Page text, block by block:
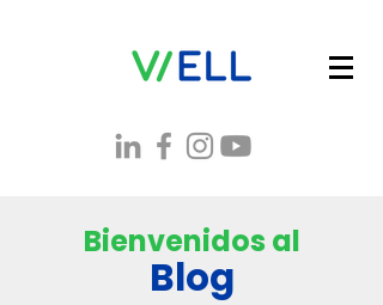
Bienvenidos al
Blog